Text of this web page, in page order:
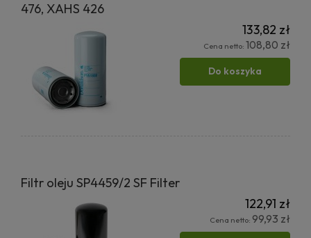
476, XAHS 426
133,82 zł
Cena netto: 108,80 zł
Do koszyka
Filtr oleju SP4459/2 SF Filter
122,91 zł
Cena netto: 99,93 zł